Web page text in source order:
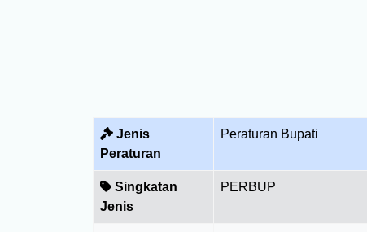
Jenis
Peraturan
Peraturan Bupati
Singkatan
Jenis
PERBUP